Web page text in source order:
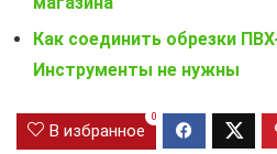
Как соединить обрезки
Инструменты не нужны
В избранное
0